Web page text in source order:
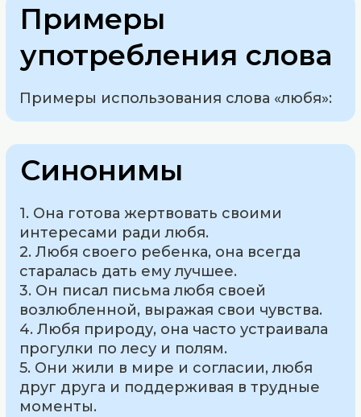
Примеры
употребления слова
Примеры использования слова «любя»:
Синонимы
1. Она готова жертвовать своими
интересами ради любя.
2. Любя своего ребенка, она всегда
старалась дать ему лучшее.
3. Он писал письма любя своей
возлюбленной, выражая свои чувства.
4. Любя природу, она часто устраивала
прогулки по лесу и полям.
5. Они жили в мире и согласии, любя
друг друга и поддерживая в трудные
моменты.